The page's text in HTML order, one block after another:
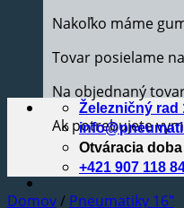
Nakoľko máme
Tovar posielame
Na objednaný
Ak potrebujete
Železničný rad
Otváracia doba
+421 907 118
Domov/ Pneumatiky 16"